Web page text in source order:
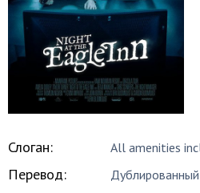
Слоган: All amenities
Перевод: Дублированный